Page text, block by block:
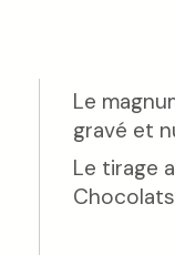
Le
gravé et
Le tirage